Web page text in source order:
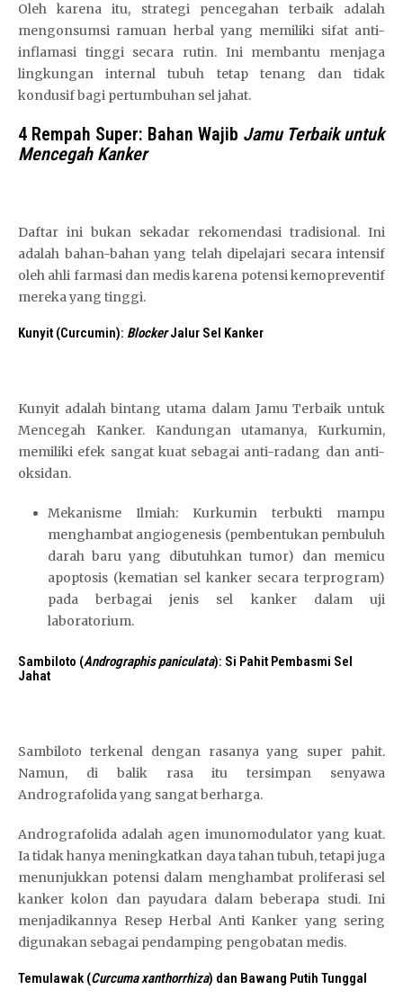
Oleh karena itu, strategi pencegahan terbaik adalah
mengonsumsi ramuan herbal yang memiliki sifat anti-
inflamasi tinggi secara rutin. Ini membantu menjaga
lingkungan internal tubuh tetap tenang dan tidak
kondusif bagi pertumbuhan sel jahat.
4 Rempah Super: Bahan Wajib Jamu Terbaik untuk
Mencegah Kanker
Daftar ini bukan sekadar rekomendasi tradisional. Ini
adalah bahan-bahan yang telah dipelajari secara intensif
oleh ahli farmasi dan medis karena potensi kemopreventif
mereka yang tinggi.
Kunyit (Curcumin): BlockerJalur Sel Kanker
Kunyit adalah bintang utama dalam Jamu Terbaik untuk
Mencegah Kanker. Kandungan utamanya, Kurkumin,
memiliki efek sangat kuat sebagai anti-radang dan anti-
oksidan.
Mekanisme Ilmiah: Kurkumin terbukti mampu
menghambat angiogenesis (pembentukan pembuluh
darah baru yang dibutuhkan tumor) dan memicu
apoptosis (kematian sel kanker secara terprogram)
pada berbagai jenis sel kanker dalam uji
laboratorium.
Sambiloto (Andrographis paniculata): Si Pahit Pembasmi Sel
Jahat
Sambiloto terkenal dengan rasanya yang super pahit.
Namun, di balik rasa itu tersimpan senyawa
Andrografolida yang sangat berharga.
Andrografolida adalah agen imunomodulator yang kuat.
Ia tidak hanya meningkatkan daya tahan tubuh, tetapi juga
menunjukkan potensi dalam menghambat proliferasi sel
kanker kolon dan payudara dalam beberapa studi. Ini
menjadikannya Resep Herbal Anti Kanker yang sering
digunakan sebagai pendamping pengobatan medis.
Temulawak (Curcuma xanthorrhiza) dan Bawang Putih Tunggal